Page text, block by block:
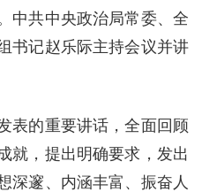
中共中央政治局常委、全
书记赵乐际主持会议并讲
表的重要讲话，全面回顾
就，提出明确要求，发出
深邃、内涵丰富、振奋人